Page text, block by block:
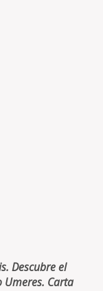
Descubre el
Carta